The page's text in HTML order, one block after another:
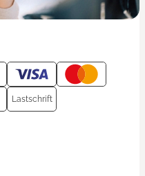
Lastschrift